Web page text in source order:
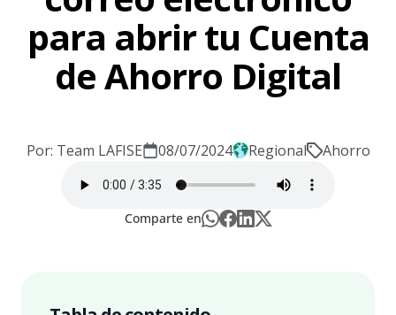
para abrir tu Cuenta
de Ahorro Digital
Por: Team LAFISE 08/07/2024 Regional Ahorro
Comparte en